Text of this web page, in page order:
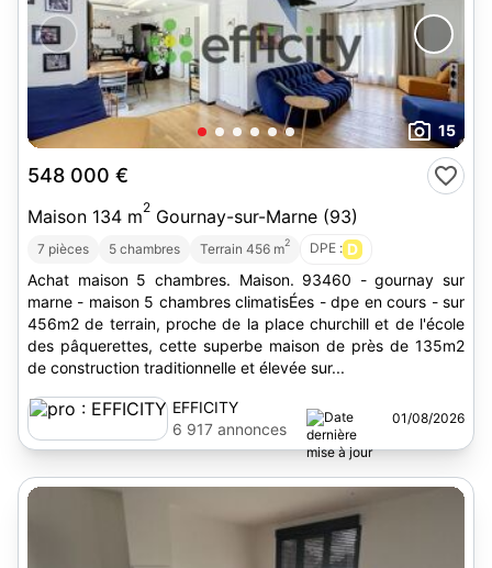
15
548 000 €
Maison 134 m2 Gournay-sur-Marne (93)
7 pièces 5 chambres Terrain 456 m2 DPE : D
Achat maison 5 chambres. Maison. 93460 - gournay sur
marne - maison 5 chambres climatisÉes - dpe en cours - sur
456m2 de terrain, proche de la place churchill et de l'école
des pâquerettes, cette superbe maison de près de 135m2
de construction traditionnelle et élevée sur...
EFFICITY
6 917 annonces
01/08/2026